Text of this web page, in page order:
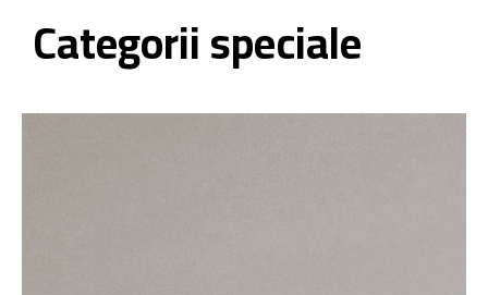
Categorii speciale